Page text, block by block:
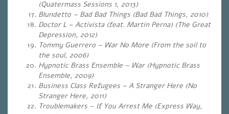
(Quatermass Sessions 1, 2013)
Blundetto – Bad Bad Things (Bad Bad Things, 2010)
Doctor L – Activista (feat. Martin Perna) (The Great
Depression, 2012)
Tommy Guerrero – War No More (From the soil to
the soul, 2006)
Hypnotic Brass Ensemble – War (Hypnotic Brass
Ensemble, 2009)
Business Class Refugees – A Stranger Here (No
Stranger Here, 2011)
Troublemakers – If You Arrest Me (Express Way,